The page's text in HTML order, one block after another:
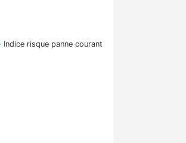
Indice risque panne courant